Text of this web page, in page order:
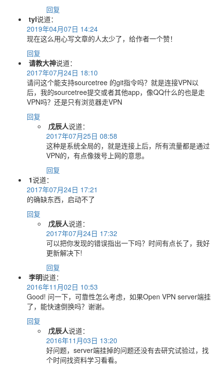
回复
tyl说道：
2019年04月07日 14:24
现在这么用心写文章的人太少了，给作者一个赞！
回复
请教大神说道：
2017年07月24日 18:10
请问这个能支持sourcetree 的git指令吗？就是连接VPN以
后，我的sourcetree提交或者其他app，像QQ什么的也是走
VPN吗？还是只有浏览器走VPN
回复
戊辰人说道：
2017年07月25日 08:58
这种是系统全局的，就是连接上后，所有流量都是通过
VPN的，有点像拨号上网的意思。
回复
1说道：
2017年07月24日 17:21
的确缺东西，启动不了
回复
戊辰人说道：
2017年07月24日 17:32
可以把你发现的错误指出一下吗？时间有点长了，我好
更新解决下!
回复
李明说道：
2016年11月02日 10:53
Good! 问一下，可靠性怎么考虑，如果Open VPN server端挂
了，能快速倒换吗？谢谢。
回复
戊辰人说道：
2016年11月03日 13:20
好问题，server端挂掉的问题还没有去研究试验过，找
个时间找资料学习看看。